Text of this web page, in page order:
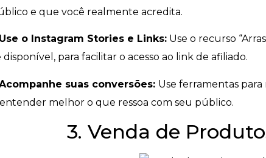
e que você realmente acredita.
o Instagram Stories e Links: Use o recurso
disponível, para facilitar o acesso ao link de afiliado.
suas conversões: Use ferramentas
melhor o que ressoa com seu público.
3. Venda de